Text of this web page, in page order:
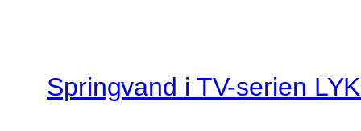
Springvand i TV-serien